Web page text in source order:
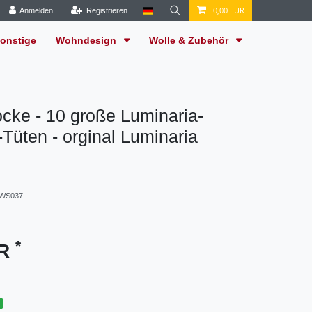
Anmelden Registrieren 0,00 EUR
Wohndesign Wolle & Zubehör
- 10 große Luminaria-
- orginal Luminaria
*